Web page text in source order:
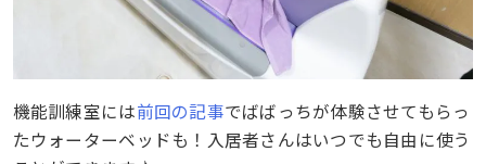
機能訓練室には前回の記事でばばっちが体験させてもらっ
たウォーターベッドも！入居者さんはいつでも自由に使う